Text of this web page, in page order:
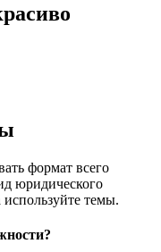
формат всего
юридического
темы.